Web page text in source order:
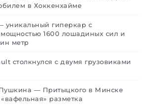
в Хоккенхайме
уникальный гиперкар с
мощностью 1600 лошадиных сил и
метр
столкнулся с двумя грузовиками
— Притыцкого в Минске
разметка